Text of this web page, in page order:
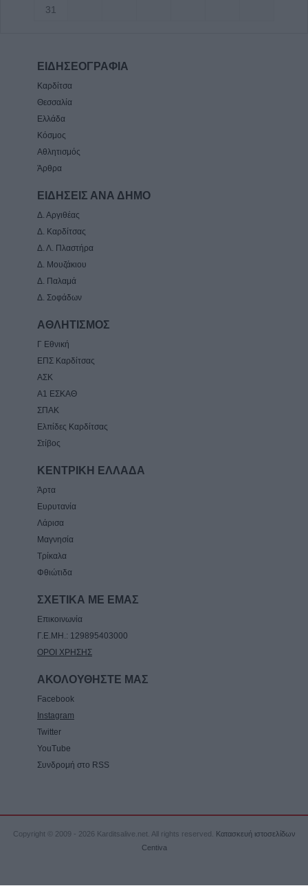
31
ΕΙΔΗΣΕΟΓΡΑΦΙΑ
Καρδίτσα
Θεσσαλία
Ελλάδα
Κόσμος
Αθλητισμός
Άρθρα
ΕΙΔΗΣΕΙΣ ΑΝΑ ΔΗΜΟ
Δ. Αργιθέας
Δ. Καρδίτσας
Δ. Λ. Πλαστήρα
Δ. Μουζάκιου
Δ. Παλαμά
Δ. Σοφάδων
ΑΘΛΗΤΙΣΜΟΣ
Γ Εθνική
ΕΠΣ Καρδίτσας
ΑΣΚ
Α1 ΕΣΚΑΘ
ΣΠΑΚ
Ελπίδες Καρδίτσας
Στίβος
ΚΕΝΤΡΙΚΗ ΕΛΛΑΔΑ
Άρτα
Ευρυτανία
Λάρισα
Μαγνησία
Τρίκαλα
Φθιώτιδα
ΣΧΕΤΙΚΑ ΜΕ ΕΜΑΣ
Επικοινωνία
Γ.Ε.ΜΗ.: 129895403000
ΟΡΟΙ ΧΡΗΣΗΣ
ΑΚΟΛΟΥΘΗΣΤΕ ΜΑΣ
Facebook
Instagram
Twitter
YouTube
Συνδρομή στο RSS
Copyright © 2009 - 2026 Karditsalive.net. All rights reserved.
Κατασκευή ιστοσελίδων
Centiva